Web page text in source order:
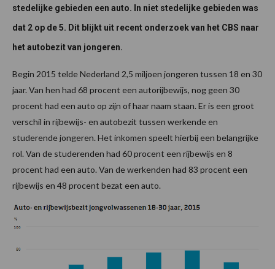
stedelijke gebieden een auto. In niet stedelijke gebieden was
dat 2 op de 5. Dit blijkt uit recent onderzoek van het CBS naar
het autobezit van jongeren.
Begin 2015 telde Nederland 2,5 miljoen jongeren tussen 18 en 30
jaar. Van hen had 68 procent een autorijbewijs, nog geen 30
procent had een auto op zijn of haar naam staan. Er is een groot
verschil in rijbewijs- en autobezit tussen werkende en
studerende jongeren. Het inkomen speelt hierbij een belangrijke
rol. Van de studerenden had 60 procent een rijbewijs en 8
procent had een auto. Van de werkenden had 83 procent een
rijbewijs en 48 procent bezat een auto.